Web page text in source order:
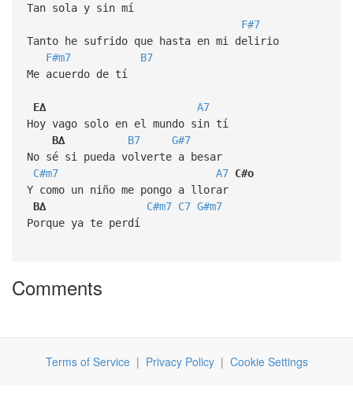
Tan sola y sin mí
F#7
Tanto he sufrido que hasta en mi delirio
F#m7
B7
Me acuerdo de tí
E∆
A7
Hoy vago solo en el mundo sin tí
B∆
B7
G#7
No sé si pueda volverte a besar
C#m7
A7 C#o
Y como un niño me pongo a llorar
B∆
C#m7 C7 G#m7
Porque ya te perdí
Comments
Terms of Service| Privacy Policy| Cookie Settings